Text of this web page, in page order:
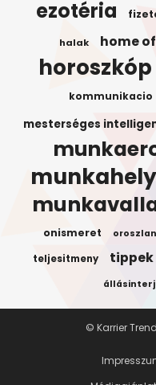
ezotéria
halak home
horoszkóp
kommunikacio
mesterséges
munkahely
onismeret oroszlan
teljesitmeny tippek
© Karrier